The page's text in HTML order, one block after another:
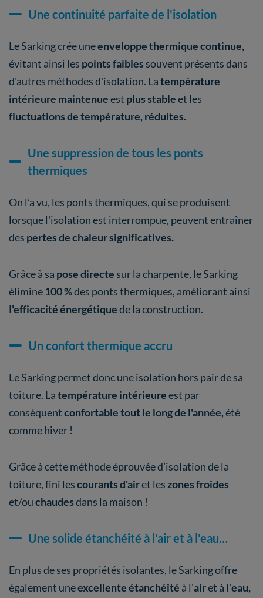
Une continuité parfaite de l'isolation
Le Sarking crée uneenveloppe thermique continue,
évitant ainsi les points faibles souvent présents dans
d'autres méthodes d'isolation. Latempérature
intérieure maintenueest plus stableet les
fluctuations de température, réduites.
Une suppression de tous les ponts
thermiques
On l’a vu, les ponts thermiques, qui se produisent
lorsque l'isolation est interrompue, peuvent entraîner
des pertes de chaleur significatives.
Grâce à sa pose directe sur la charpente, le Sarking
élimine100 %des ponts thermiques, améliorant ainsi
l'efficacité énergétiquede la construction.
Un confort thermique accru
Le Sarking permet donc une isolation hors pair de sa
toiture. Latempérature intérieureest par
conséquentconfortable tout le long de l'année,été
comme hiver !
Grâce à cette méthode éprouvée d’isolation de la
toiture, fini lescourants d'airet leszones froides
et/ouchaudesdans la maison !
Une solide étanchéité à l'air et à l'eau…
En plus de ses propriétés isolantes, le Sarking offre
également uneexcellente étanchéité à l'airet à l'eau,